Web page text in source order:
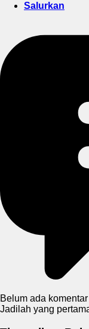
Salurkan
Belum ada
Jadilah yang